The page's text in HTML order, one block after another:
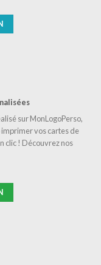
sur MonLogoPerso,
vos cartes de
clic ! Découvrez nos